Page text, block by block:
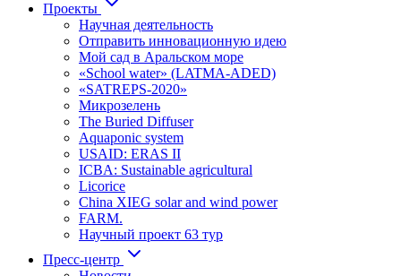
Проекты
Научная деятельность
Отправить инновационную идею
Мой сад в Аральском море
«School water» (LATMA-ADED)
«SATREPS-2020»
Микрозелень
The Buried Diffuser
Aquaponic system
USAID: ERAS II
ICBA: Sustainable agricultural
Licorice
China XIEG solar and wind power
FARM.
Научный проект 63 тур
Пресс-центр